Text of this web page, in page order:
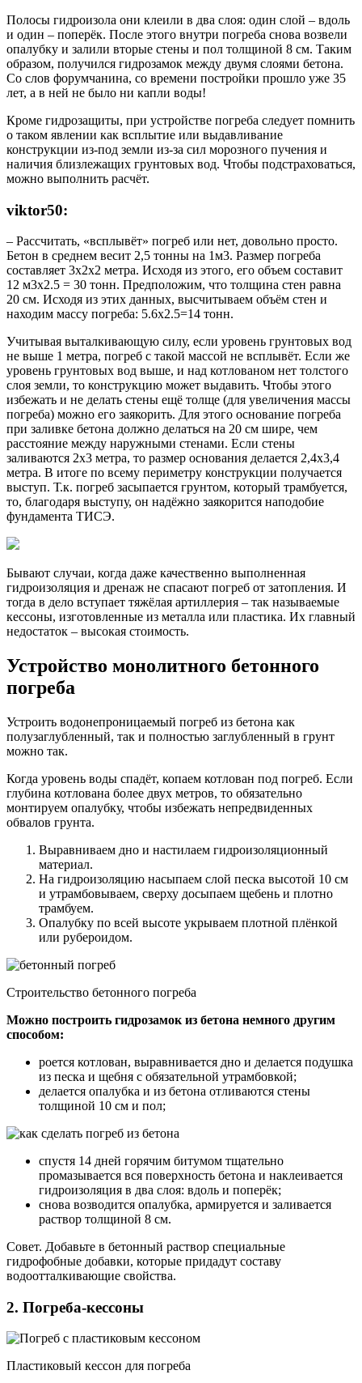
Полосы гидроизола они клеили в два слоя: один слой – вдоль
и один – поперёк. После этого внутри погреба снова возвели
опалубку и залили вторые стены и пол толщиной 8 см. Таким
образом, получился гидрозамок между двумя слоями бетона.
Со слов форумчанина, со времени постройки прошло уже 35
лет, а в ней не было ни капли воды!
Кроме гидрозащиты, при устройстве погреба следует помнить
о таком явлении как всплытие или выдавливание
конструкции из-под земли из-за сил морозного пучения и
наличия близлежащих грунтовых вод. Чтобы подстраховаться,
можно выполнить расчёт.
viktor50:
– Рассчитать, «всплывёт» погреб или нет, довольно просто.
Бетон в среднем весит 2,5 тонны на 1м3. Размер погреба
составляет 3х2х2 метра. Исходя из этого, его объем составит
12 м3х2.5 = 30 тонн. Предположим, что толщина стен равна
20 см. Исходя из этих данных, высчитываем объём стен и
находим массу погреба: 5.6х2.5=14 тонн.
Учитывая выталкивающую силу, если уровень грунтовых вод
не выше 1 метра, погреб с такой массой не всплывёт. Если же
уровень грунтовых вод выше, и над котлованом нет толстого
слоя земли, то конструкцию может выдавить. Чтобы этого
избежать и не делать стены ещё толще (для увеличения массы
погреба) можно его заякорить. Для этого основание погреба
при заливке бетона должно делаться на 20 см шире, чем
расстояние между наружными стенами. Если стены
заливаются 2х3 метра, то размер основания делается 2,4х3,4
метра. В итоге по всему периметру конструкции получается
выступ. Т.к. погреб засыпается грунтом, который трамбуется,
то, благодаря выступу, он надёжно заякорится наподобие
фундамента ТИСЭ.
Бывают случаи, когда даже качественно выполненная
гидроизоляция и дренаж не спасают погреб от затопления. И
тогда в дело вступает тяжёлая артиллерия – так называемые
кессоны, изготовленные из металла или пластика. Их главный
недостаток – высокая стоимость.
Устройство монолитного бетонного
погреба
Устроить водонепроницаемый погреб из бетона как
полузаглубленный, так и полностью заглубленный в грунт
можно так.
Когда уровень воды спадёт, копаем котлован под погреб. Если
глубина котлована более двух метров, то обязательно
монтируем опалубку, чтобы избежать непредвиденных
обвалов грунта.
Выравниваем дно и настилаем гидроизоляционный
материал.
На гидроизоляцию насыпаем слой песка высотой 10 см
и утрамбовываем, сверху досыпаем щебень и плотно
трамбуем.
Опалубку по всей высоте укрываем плотной плёнкой
или рубероидом.
Строительство бетонного погреба
Можно построить гидрозамок из бетона немного другим
способом:
роется котлован, выравнивается дно и делается подушка
из песка и щебня с обязательной утрамбовкой;
делается опалубка и из бетона отливаются стены
толщиной 10 см и пол;
спустя 14 дней горячим битумом тщательно
промазывается вся поверхность бетона и наклеивается
гидроизоляция в два слоя: вдоль и поперёк;
снова возводится опалубка, армируется и заливается
раствор толщиной 8 см.
Совет. Добавьте в бетонный раствор специальные
гидрофобные добавки, которые придадут составу
водоотталкивающие свойства.
2. Погреба-кессоны
Пластиковый кессон для погреба